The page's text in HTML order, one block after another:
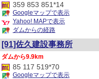
359 853 851*14
Googleマップで表示
Yahoo! MAPで表示
ダムからの経路
[91]佐久建設事務所
9.9km
85 117 519*70
Googleマップで表示